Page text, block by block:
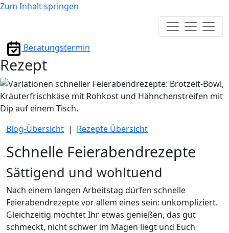
Zum Inhalt springen
Hauptmenü
Beratungstermin
Rezept
Blog-Übersicht | Rezepte Übersicht
Schnelle Feierabendrezepte
Sättigend und wohltuend
Nach einem langen Arbeitstag dürfen schnelle
Feierabendrezepte vor allem eines sein: unkompliziert.
Gleichzeitig möchtet Ihr etwas genießen, das gut
schmeckt, nicht schwer im Magen liegt und Euch